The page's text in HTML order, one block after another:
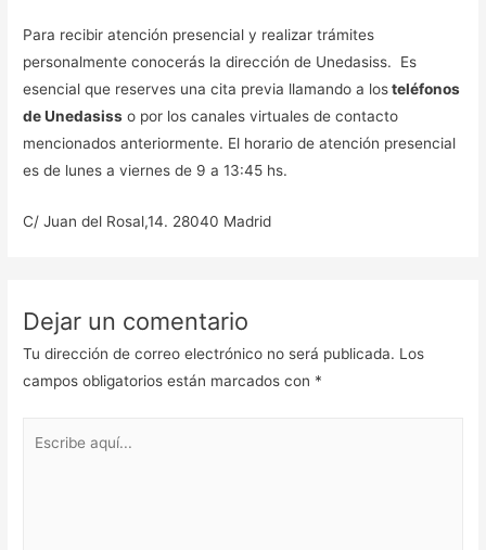
Para recibir atención presencial y realizar trámites
personalmente conocerás la dirección de Unedasiss. Es
esencial que reserves una cita previa llamando a losteléfonos
de Unedasiss o por los canales virtuales de contacto
mencionados anteriormente. El horario de atención presencial
es de lunes a viernes de 9 a 13:45 hs.
C/ Juan del Rosal,14. 28040 Madrid
Dejar un comentario
Tu dirección de correo electrónico no será publicada. Los
campos obligatorios están marcados con *